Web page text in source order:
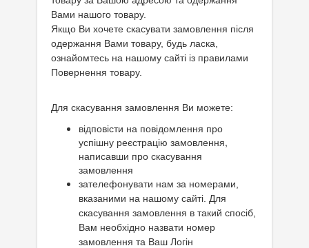
Вами нашого товару.
Якщо Ви хочете скасувати замовлення після
одержання Вами товару, будь ласка,
ознайомтесь на нашому сайті із правилами
Повернення товару.
Для скасування замовлення Ви можете:
відповісти на повідомлення про
успішну реєстрацію замовлення,
написавши про скасування
замовлення
зателефонувати нам за номерами,
вказаними на нашому сайті. Для
скасування замовлення в такий спосіб,
Вам необхідно назвати номер
замовлення та Ваш Логін